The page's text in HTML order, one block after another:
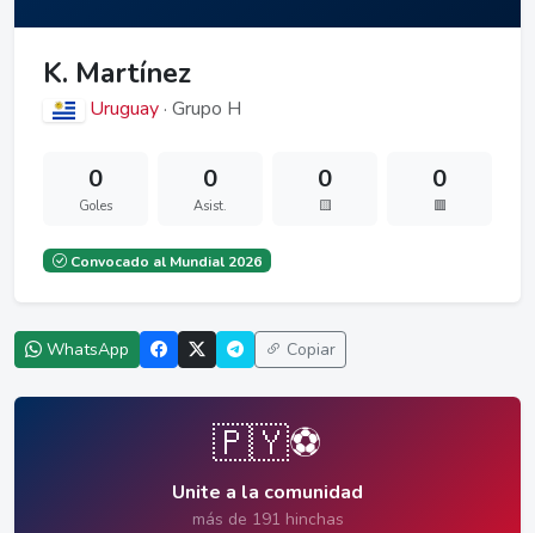
K. Martínez
Uruguay · Grupo H
0
Goles
0
Asist.
0
🟨
0
🟥
Convocado al Mundial 2026
WhatsApp Copiar
🇵🇾⚽
Unite a la comunidad
más de 191 hinchas